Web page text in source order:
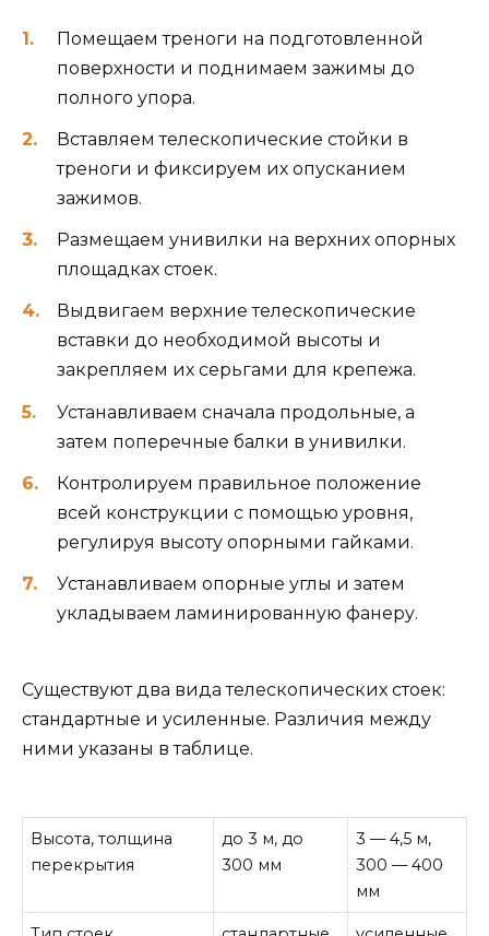
Помещаем треноги на подготовленной
поверхности и поднимаем зажимы до
полного упора.
Вставляем телескопические стойки в
треноги и фиксируем их опусканием
зажимов.
Размещаем унивилки на верхних опорных
площадках стоек.
Выдвигаем верхние телескопические
вставки до необходимой высоты и
закрепляем их серьгами для крепежа.
Устанавливаем сначала продольные, а
затем поперечные балки в унивилки.
Контролируем правильное положение
всей конструкции с помощью уровня,
регулируя высоту опорными гайками.
Устанавливаем опорные углы и затем
укладываем ламинированную фанеру.
Существуют два вида телескопических стоек:
стандартные и усиленные. Различия между
ними указаны в таблице.
Высота, толщина
перекрытия
до 3 м, до
300 мм
3 — 4,5 м,
300 — 400
мм